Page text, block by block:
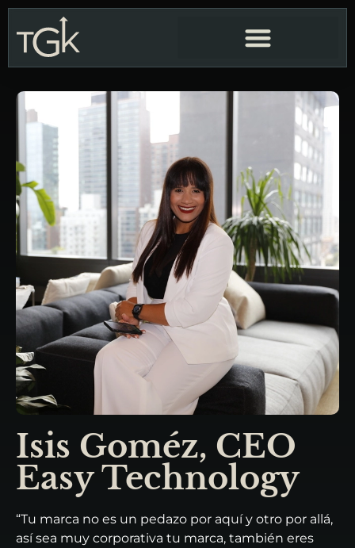
Isis Goméz, CEO
Easy Technology
“Tu marca no es un pedazo por aquí y otro por allá,
así sea muy corporativa tu marca, también eres